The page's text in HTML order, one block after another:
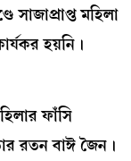
মহিলা
হয়নি।
ফাঁসি
রতন বাঈ জৈন।